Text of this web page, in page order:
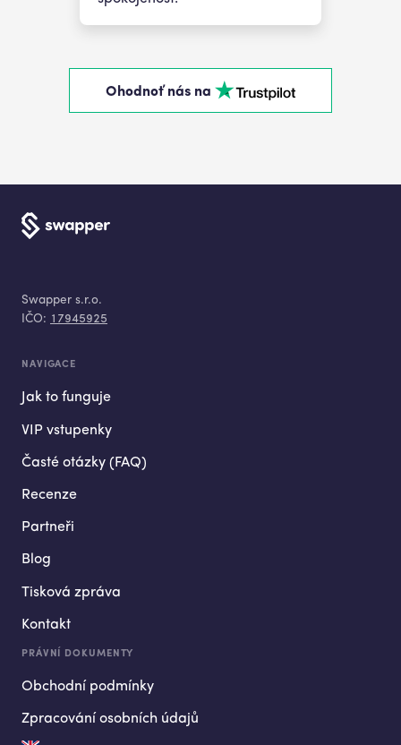
Ohodnoť nás na
Swapper s.r.o.
IČO: 17945925
NAVIGACE
Jak to funguje
VIP vstupenky
Časté otázky (FAQ)
Recenze
Partneři
Blog
Tisková zpráva
Kontakt
PRÁVNÍ DOKUMENTY
Obchodní podmínky
Zpracování osobních údajů